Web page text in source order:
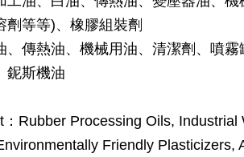
劑等等)、橡膠組裝劑
、傳熱油、機械用油、清潔劑、噴霧
鈮斯機油
Rubber Processing Oils,
Friendly